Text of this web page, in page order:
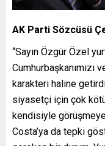
AK Parti Sözcüsü
“Sayın Özgür Özel
karakteri haline
siyasetçi için çok
kendisiyle
Costa’ya da tepki